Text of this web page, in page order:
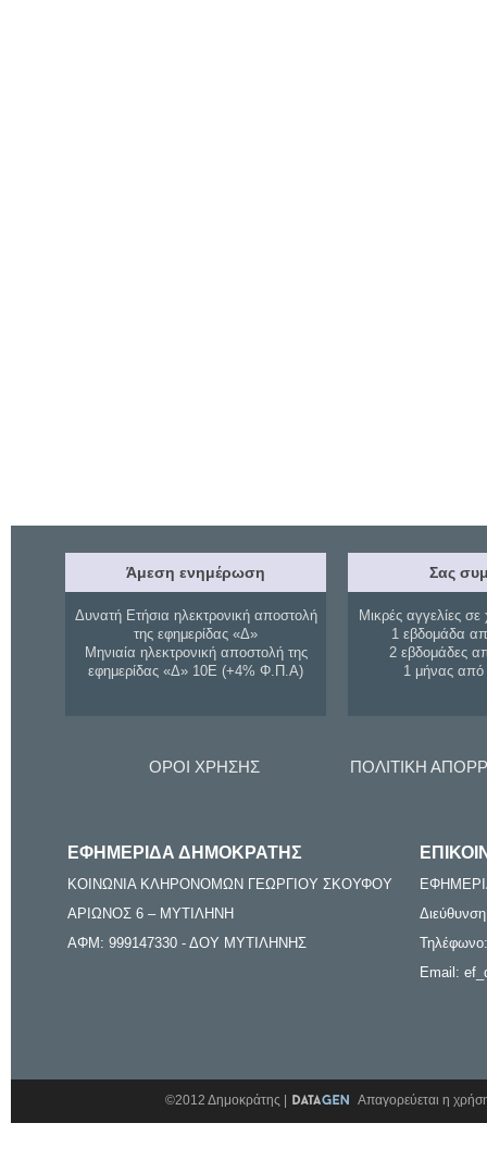
Άμεση ενημέρωση
Δυνατή Ετήσια ηλεκτρονική αποστολή
της εφημερίδας «Δ»
Μηνιαία ηλεκτρονική αποστολή της
εφημερίδας «Δ» 10Ε (+4% Φ.Π.Α)
Σας
Μικρές αγγελίες σε
1 εβδομάδα
2 εβδομάδες
1 μήνας
ΟΡΟΙ ΧΡΗΣΗΣ ΠΟΛΙΤΙΚΗ
ΕΦΗΜΕΡΙΔΑ ΔΗΜΟΚΡΑΤΗΣ
ΚΟΙΝΩΝΙΑ ΚΛΗΡΟΝΟΜΩΝ ΓΕΩΡΓΙΟΥ ΣΚΟΥΦΟΥ
ΑΡΙΩΝΟΣ 6 – ΜΥΤΙΛΗΝΗ
ΑΦΜ: 999147330 - ΔΟΥ ΜΥΤΙΛΗΝΗΣ
Email:
©2012 Δημοκράτης | Απαγορεύεται η